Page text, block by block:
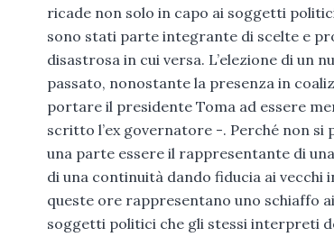
ricade non solo in capo ai soggetti
sono stati parte integrante di scelte e
disastrosa in cui versa. L’elezione di un
passato, nonostante la presenza in
portare il presidente Toma ad essere
scritto l’ex governatore -. Perché non
una parte essere il rappresentante di
di una continuità dando fiducia ai
queste ore rappresentano uno schiaffo
soggetti politici che gli stessi interpreti